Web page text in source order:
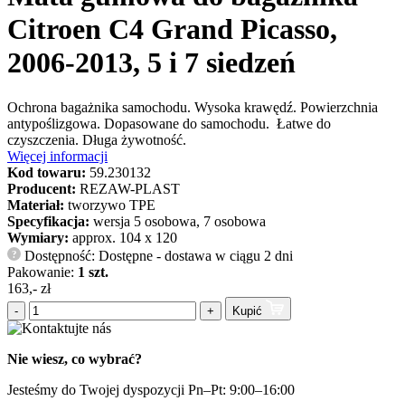
Citroen C4 Grand Picasso,
2006-2013, 5 i 7 siedzeń
Ochrona bagażnika samochodu. Wysoka krawędź. Powierzchnia
antypoślizgowa. Dopasowane do samochodu. Łatwe do
czyszczenia. Długa żywotność.
Więcej informacji
Kod towaru: 59.230132
Producent: REZAW-PLAST
Materiał: tworzywo TPE
Specyfikacja: wersja 5 osobowa, 7 osobowa
Wymiary: approx. 104 x 120
?
Dostępność: Dostępne - dostawa w ciągu 2 dni
Pakowanie: 1 szt.
163,- zł
- + Kupić
Nie wiesz, co wybrać?
Jesteśmy do Twojej dyspozycji Pn–Pt: 9:00–16:00